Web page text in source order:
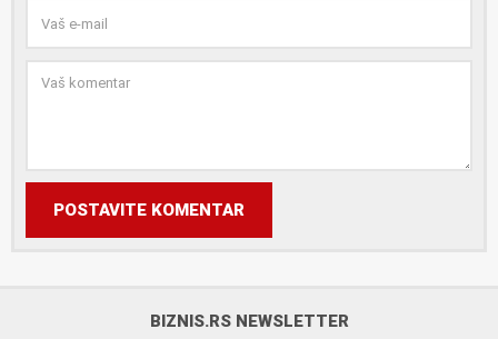
POSTAVITE KOMENTAR
BIZNIS.RS NEWSLETTER